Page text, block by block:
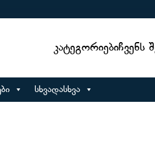
ᲙატეგორიებიᲩვენს
სხვადასხვა